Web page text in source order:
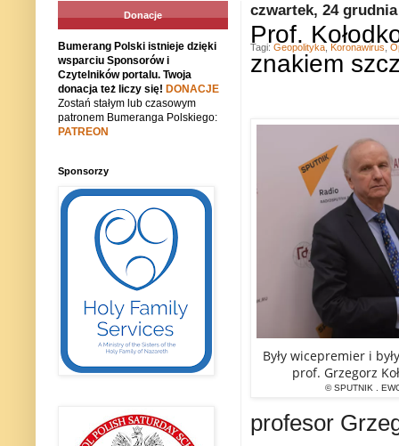
czwartek, 24 grudnia
Prof.
znakiem
Były wicepremier i
prof. Grzegorz
© SPUTNIK .
profesor
Tagi: Geopolityka Koronawirus
Donacje
Bumerang Polski istnieje dzięki
wsparciu Sponsorów i
Czytelników portalu. Twoja
donacja też liczy się! DONACJE
Zostań stałym lub czasowym
patronem Bumeranga Polskiego:
PATREON
Sponsorzy